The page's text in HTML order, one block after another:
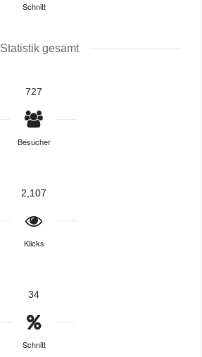
Schnitt
Statistik gesamt
727
Besucher
2,107
Klicks
34
Schnitt